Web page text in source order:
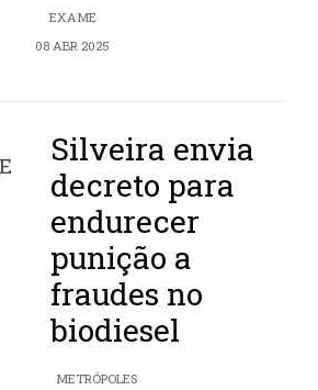
EXAME
08 ABR 2025
Silveira envia
decreto para
endurecer
punição a
fraudes no
biodiesel
METRÓPOLES